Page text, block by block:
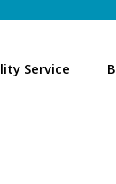
Service